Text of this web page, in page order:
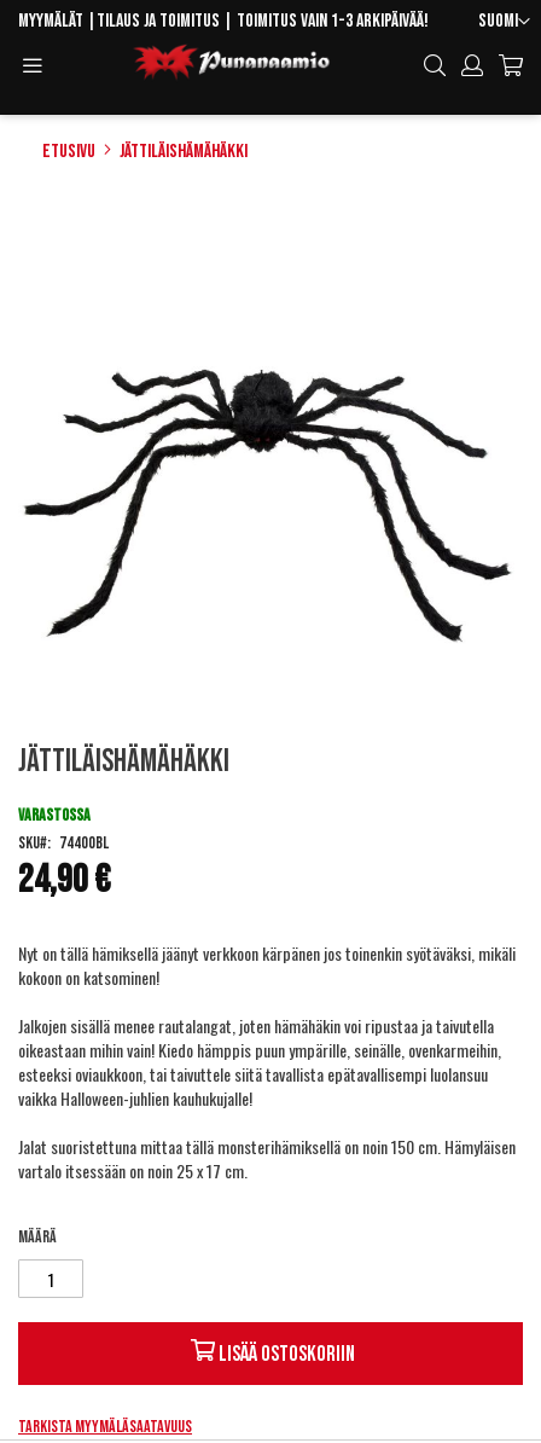
Skip
Content
Kieli
Suomi
Myymälät Tilaus ja toimitus | Toimitus vain 1-3 arkipäivää!
Hae
Etusivu Jättiläishämähäkki
to
beginning
the
images
gallery
Jättiläishämähäkki
24,90 €
VARASTOSSA
SKU
74400BL
Nyt on tällä hämiksellä jäänyt verkkoon kärpänen jos toinenkin syötäväksi, mikäli
kokoon on katsominen!
Jalkojen sisällä menee rautalangat, joten hämähäkin voi ripustaa ja taivutella
oikeastaan mihin vain! Kiedo hämppis puun ympärille, seinälle, ovenkarmeihin,
esteeksi oviaukkoon, tai taivuttele siitä tavallista epätavallisempi luolansuu
vaikka Halloween-juhlien kauhukujalle!
Jalat suoristettuna mittaa tällä monsterihämiksellä on noin 150 cm. Hämyläisen
vartalo itsessään on noin 25 x 17 cm.
Määrä
Lisää ostoskoriin
Tarkista myymäläsaatavuus